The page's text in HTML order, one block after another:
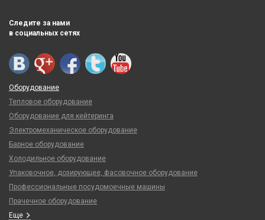
Следите за нами
в социальных сетях
Оборудование
Тепловое оборудование
Оборудование для кейтеринга
Электромеханическое оборудование
Барное оборудование
Холодильное оборудование
Упаковочное, дозирующее, фасовочное оборудование
Профессиональные посудомоечные машины
Прачечное оборудование
Еще